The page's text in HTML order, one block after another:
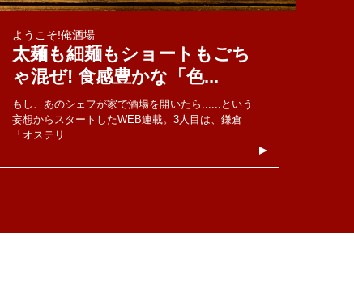
ようこそ!俺酒場
太麺も細麺もショートもごち
ゃ混ぜ! 食感豊かな「色...
もし、あのシェフが家で酒場を開いたら......という
妄想からスタートしたWEB連載。3人目は、鎌倉
「オステリ...